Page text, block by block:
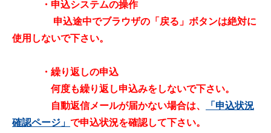
・申込システムの操作
申込途中でブラウザの「戻る」ボタンは絶対に
使用しないで下さい。
・繰り返しの申込
何度も繰り返し申込みをしないで下さい。
自動返信メールが届かない場合は、
「申込状況
確認ページ」 で申込状況を確認して下さい。